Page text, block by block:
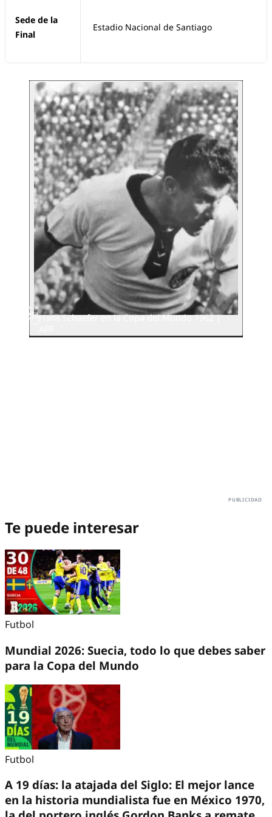
Sede de la
Final
Estadio Nacional de Santiago
Hans Schaefer en la Copa del Mundo 1962 |
Te puede interesar
Futbol
Mundial 2026: Suecia, todo lo que debes saber
para la Copa del Mundo
Futbol
A 19 días: la atajada del Siglo: El mejor lance
en la historia mundialista fue en México 1970,